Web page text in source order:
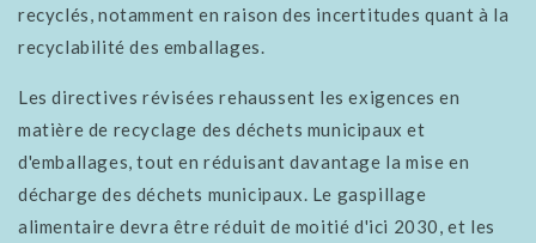
recyclés, notamment en raison des incertitudes quant à la
recyclabilité des emballages.
Les directives révisées rehaussent les exigences en
matière de recyclage des déchets municipaux et
d'emballages, tout en réduisant davantage la mise en
décharge des déchets municipaux. Le gaspillage
alimentaire devra être réduit de moitié d'ici 2030, et les